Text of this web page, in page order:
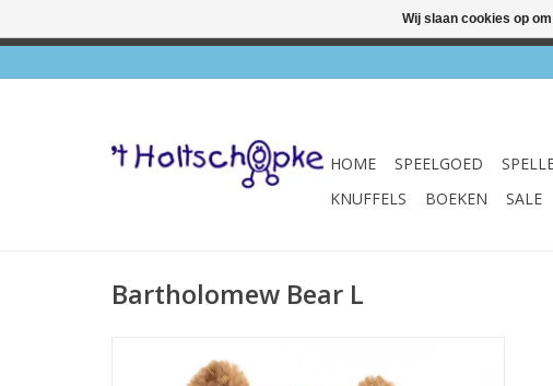
HOME SPEELGOED
KNUFFELS
BOEKEN SALE
Bartholomew Bear L
Wij slaan cookies op
✔ Winkel &